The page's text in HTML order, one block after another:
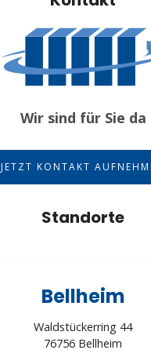
Wir sind für Sie da
JETZT KONTAKT
Standorte
Bellheim
Waldstückerring 44
76756 Bellheim